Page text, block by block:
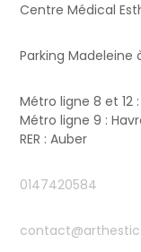
Centre Médical
Parking Madeleine
Métro ligne 8 et 12
Métro ligne 9 :
RER : Auber
0147420584